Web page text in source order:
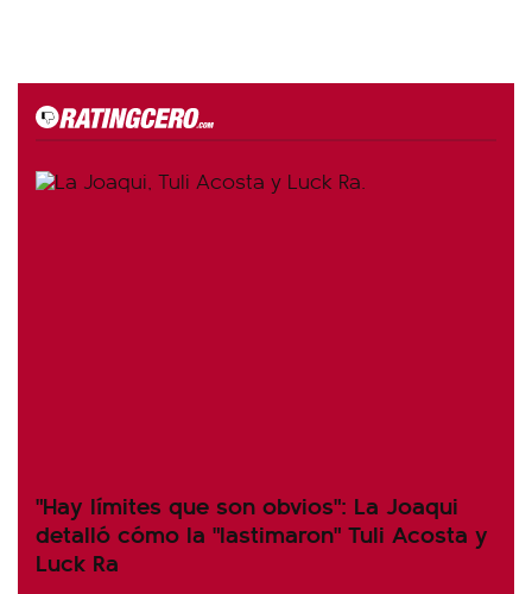
"Hay límites que son obvios": La Joaqui
detalló cómo la "lastimaron" Tuli Acosta y
Luck Ra